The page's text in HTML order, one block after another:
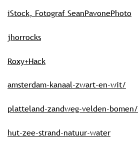
iStock, Fotograf SeanPavonePhoto
jhorrocks
Roxy+Hack
amsterdam-kanaal-zwart-en-wit/
platteland-zandweg-velden-bomen/
hut-zee-strand-natuur-water